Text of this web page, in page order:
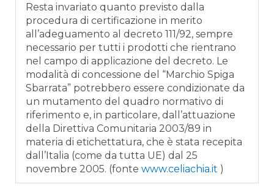
Resta invariato quanto previsto dalla
procedura di certificazione in merito
all’adeguamento al decreto 111/92, sempre
necessario per tutti i prodotti che rientrano
nel campo di applicazione del decreto. Le
modalità di concessione del “Marchio Spiga
Sbarrata” potrebbero essere condizionate da
un mutamento del quadro normativo di
riferimento e, in particolare, dall’attuazione
della Direttiva Comunitaria 2003/89 in
materia di etichettatura, che è stata recepita
dall’Italia (come da tutta UE) dal 25
novembre 2005. (fonte www.celiachia.it )